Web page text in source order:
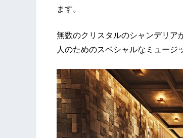
ます。
無数のクリスタルのシャンデリア
人のためのスペシャルなミュージ